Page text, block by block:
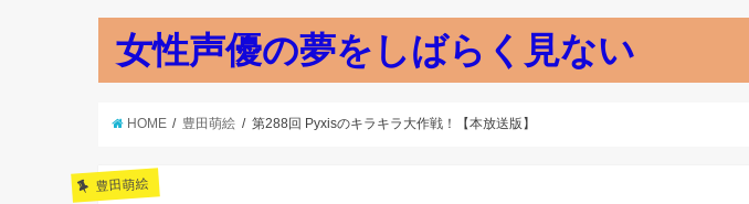
女性声優の夢をしばらく見ない
HOME 豊田萌絵 第288回 Pyxisのキラキラ大作戦！【本放送版】
豊田萌絵